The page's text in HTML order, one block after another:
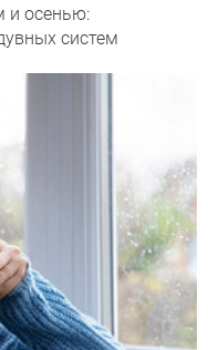
и осенью:
систем